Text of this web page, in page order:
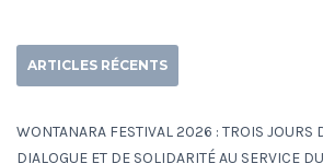
ARTICLES RÉCENTS
WONTANARA FESTIVAL 2026 : TROIS JOURS
DIALOGUE ET DE SOLIDARITÉ AU SERVICE